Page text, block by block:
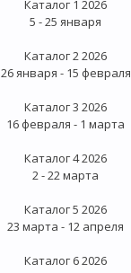
Каталог 1 2026
5 - 25 января
Каталог 2 2026
26 января - 15 февраля
Каталог 3 2026
16 февраля - 1 марта
Каталог 4 2026
2 - 22 марта
Каталог 5 2026
23 марта - 12 апреля
Каталог 6 2026